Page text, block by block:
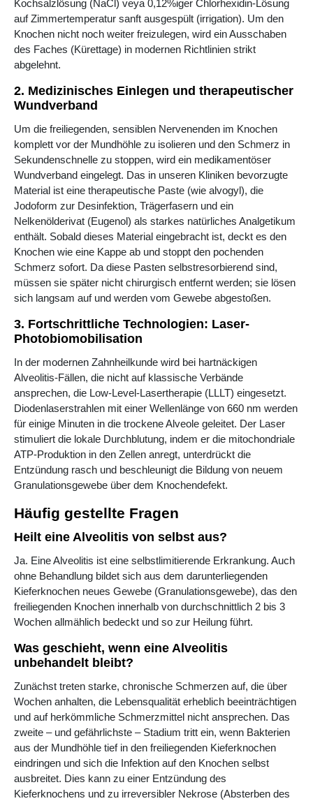
Kochsalzlösung (NaCl) veya 0,12%iger Chlorhexidin-Lösung
auf Zimmertemperatur sanft ausgespült (irrigation). Um den
Knochen nicht noch weiter freizulegen, wird ein Ausschaben
des Faches (Kürettage) in modernen Richtlinien strikt
abgelehnt.
2. Medizinisches Einlegen und therapeutischer
Wundverband
Um die freiliegenden, sensiblen Nervenenden im Knochen
komplett vor der Mundhöhle zu isolieren und den Schmerz in
Sekundenschnelle zu stoppen, wird ein medikamentöser
Wundverband eingelegt. Das in unseren Kliniken bevorzugte
Material ist eine therapeutische Paste (wie alvogyl), die
Jodoform zur Desinfektion, Trägerfasern und ein
Nelkenölderivat (Eugenol) als starkes natürliches Analgetikum
enthält. Sobald dieses Material eingebracht ist, deckt es den
Knochen wie eine Kappe ab und stoppt den pochenden
Schmerz sofort. Da diese Pasten selbstresorbierend sind,
müssen sie später nicht chirurgisch entfernt werden; sie lösen
sich langsam auf und werden vom Gewebe abgestoßen.
3. Fortschrittliche Technologien: Laser-
Photobiomobilisation
In der modernen Zahnheilkunde wird bei hartnäckigen
Alveolitis-Fällen, die nicht auf klassische Verbände
ansprechen, die Low-Level-Lasertherapie (LLLT) eingesetzt.
Diodenlaserstrahlen mit einer Wellenlänge von 660 nm werden
für einige Minuten in die trockene Alveole geleitet. Der Laser
stimuliert die lokale Durchblutung, indem er die mitochondriale
ATP-Produktion in den Zellen anregt, unterdrückt die
Entzündung rasch und beschleunigt die Bildung von neuem
Granulationsgewebe über dem Knochendefekt.
Häufig gestellte Fragen
Heilt eine Alveolitis von selbst aus?
Ja. Eine Alveolitis ist eine selbstlimitierende Erkrankung. Auch
ohne Behandlung bildet sich aus dem darunterliegenden
Kieferknochen neues Gewebe (Granulationsgewebe), das den
freiliegenden Knochen innerhalb von durchschnittlich 2 bis 3
Wochen allmählich bedeckt und so zur Heilung führt.
Was geschieht, wenn eine Alveolitis
unbehandelt bleibt?
Zunächst treten starke, chronische Schmerzen auf, die über
Wochen anhalten, die Lebensqualität erheblich beeinträchtigen
und auf herkömmliche Schmerzmittel nicht ansprechen. Das
zweite – und gefährlichste – Stadium tritt ein, wenn Bakterien
aus der Mundhöhle tief in den freiliegenden Kieferknochen
eindringen und sich die Infektion auf den Knochen selbst
ausbreitet. Dies kann zu einer Entzündung des
Kieferknochens und zu irreversibler Nekrose (Absterben des